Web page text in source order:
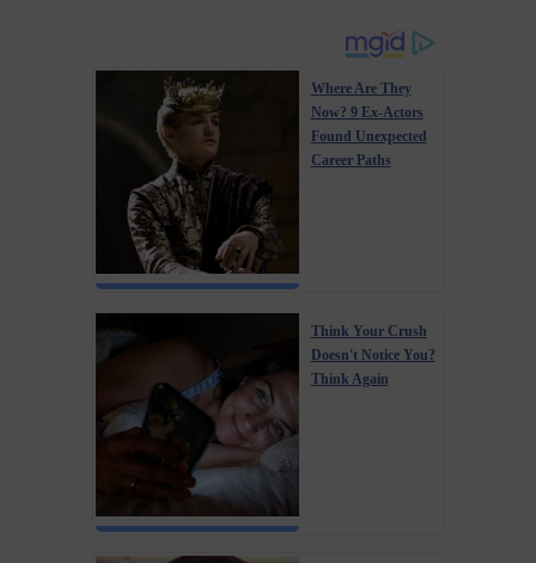
Where Are They
Now? 9 Ex-Actors
Found Unexpected
Career Paths
Think Your Crush
Doesn't Notice You?
Think Again